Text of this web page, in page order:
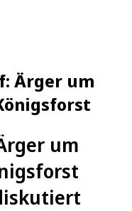
Ärger um
um